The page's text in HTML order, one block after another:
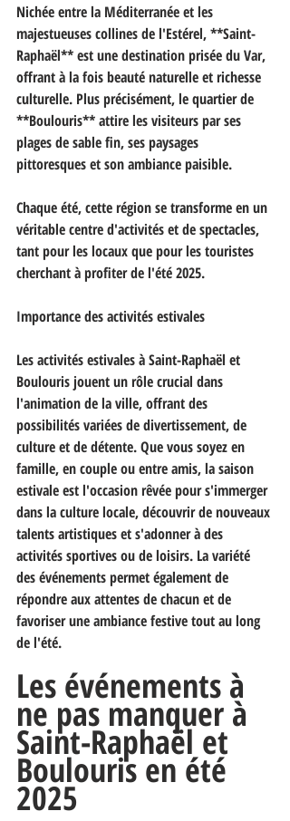
Nichée entre la Méditerranée et les
majestueuses collines de l'Estérel, **Saint-
Raphaël** est une destination prisée du Var,
offrant à la fois beauté naturelle et richesse
culturelle. Plus précisément, le quartier de
**Boulouris** attire les visiteurs par ses
plages de sable fin, ses paysages
pittoresques et son ambiance paisible.
Chaque été, cette région se transforme en un
véritable centre d'activités et de spectacles,
tant pour les locaux que pour les touristes
cherchant à profiter de l'été 2025.
Importance des activités estivales
Les activités estivales à Saint-Raphaël et
Boulouris jouent un rôle crucial dans
l'animation de la ville, offrant des
possibilités variées de divertissement, de
culture et de détente. Que vous soyez en
famille, en couple ou entre amis, la saison
estivale est l'occasion rêvée pour s'immerger
dans la culture locale, découvrir de nouveaux
talents artistiques et s'adonner à des
activités sportives ou de loisirs. La variété
des événements permet également de
répondre aux attentes de chacun et de
favoriser une ambiance festive tout au long
de l'été.
Les événements à
ne pas manquer à
Saint-Raphaël et
Boulouris en été
2025